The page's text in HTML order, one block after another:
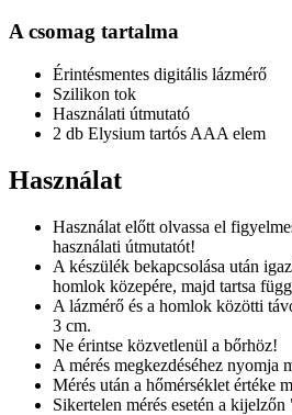
A csomag tartalma
Érintésmentes digitális lázmérő
Szilikon tok
Használati útmutató
2 db Elysium tartós AAA elem
Használat
Használat előtt olvassa el
használati útmutatót!
A készülék bekapcsolása után
homlok közepére, majd tartsa
A lázmérő és a homlok közötti
3 cm.
Ne érintse közvetlenül a bőrhöz!
A mérés megkezdéséhez nyomja
Mérés után a hőmérséklet értéke
Sikertelen mérés esetén a